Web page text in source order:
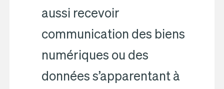
aussi recevoir
communication des biens
numériques ou des
données s’apparentant à